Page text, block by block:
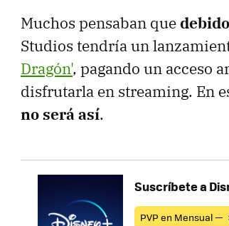
Muchos pensaban que
Studios tendría un
Dragón', pagando un acceso
disfrutarla en streaming. En
no será así.
Suscríbete a
PVP en Mensual —